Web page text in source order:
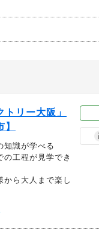
トリー大阪」
知識が学べる
の工程が見学でき
から大人まで楽し